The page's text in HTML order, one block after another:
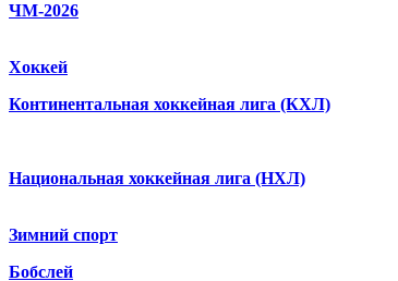
ЧМ-2026
Хоккей
Континентальная хоккейная лига (КХЛ)
Национальная хоккейная лига (НХЛ)
Зимний спорт
Бобслей